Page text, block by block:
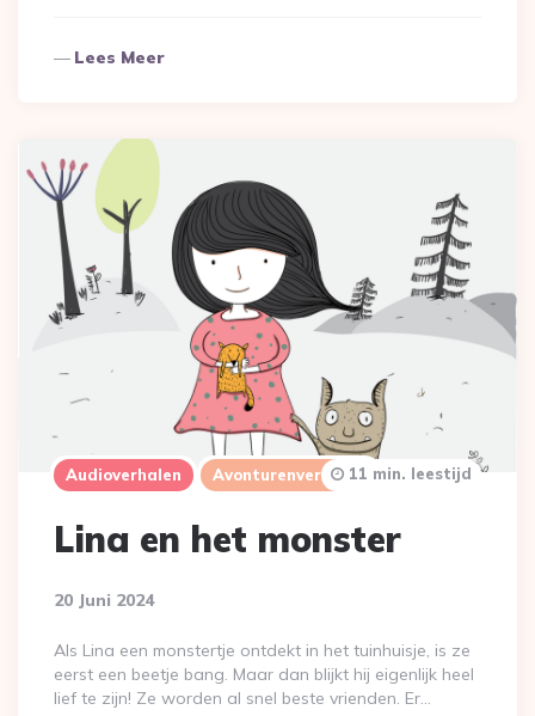
Lees Meer
Audioverhalen Avonturenverhalen
Lina en het monster
20 Juni 2024
11 min. leestijd
Als Lina een monstertje ontdekt in het tuinhuisje, is ze
eerst een beetje bang. Maar dan blijkt hij eigenlijk heel
lief te zijn! Ze worden al snel beste vrienden. Er…